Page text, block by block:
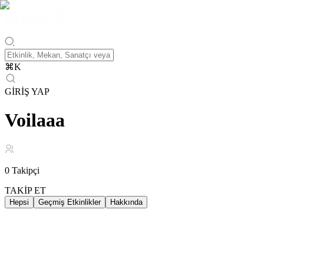
⌘K
GİRİŞ YAP
Voilaaa
0 Takipçi
TAKİP ET
Hepsi Geçmiş Etkinlikler Hakkında